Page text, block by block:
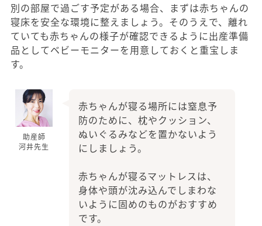
別の部屋で過ごす予定がある場合、まずは赤ちゃんの
寝床を安全な環境に整えましょう。そのうえで、離れ
ていても赤ちゃんの様子が確認できるように出産準備
品としてベビーモニターを用意しておくと重宝しま
す。
助産師
河井先生
赤ちゃんが寝る場所には窒息予
防のために、枕やクッション、
ぬいぐるみなどを置かないよう
にしましょう。
赤ちゃんが寝るマットレスは、
身体や頭が沈み込んでしまわな
いように固めのものがおすすめ
です。